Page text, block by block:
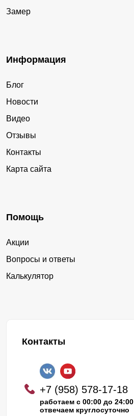
Замер
Информация
Блог
Новости
Видео
Отзывы
Контакты
Карта сайта
Помощь
Акции
Вопросы и ответы
Калькулятор
Контакты
+7 (958) 578-17-18
работаем с 00:00 до 24:00
отвечаем круглосуточно